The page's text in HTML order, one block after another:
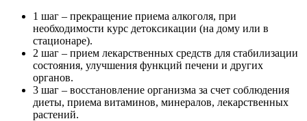
1 шаг – прекращение приема алкоголя, при
необходимости курс детоксикации (на дому или в
стационаре).
2 шаг – прием лекарственных средств для стабилизации
состояния, улучшения функций печени и других
органов.
3 шаг – восстановление организма за счет соблюдения
диеты, приема витаминов, минералов, лекарственных
растений.